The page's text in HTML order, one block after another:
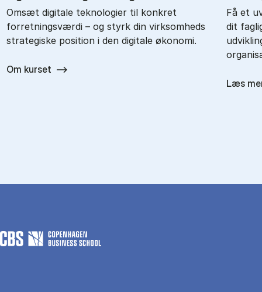
Omsæt digitale teknologier til konkret
forretningsværdi – og styrk din virksomheds
strategiske position i den digitale økonomi.
Om kurset
Få et
dit
Læs